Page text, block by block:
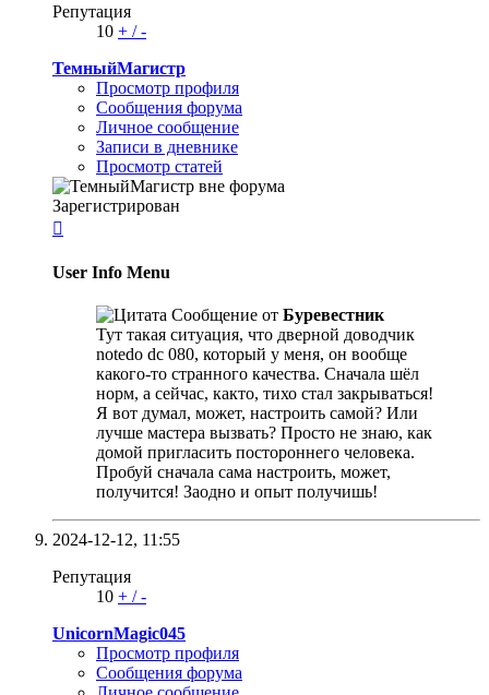
Репутация
10 + /-
ТемныйМагистр
Просмотр профиля
Сообщения форума
Личное сообщение
Записи в дневнике
Просмотр статей
Зарегистрирован

User Info Menu
Сообщение от Буревестник
Тут такая ситуация, что дверной доводчик
notedo dc 080, который у меня, он вообще
какого-то странного качества. Сначала шёл
норм, а сейчас, както, тихо стал закрываться!
Я вот думал, может, настроить самой? Или
лучше мастера вызвать? Просто не знаю, как
домой пригласить постороннего человека.
Пробуй сначала сама настроить, может,
получится! Заодно и опыт получишь!
2024-12-12, 11:55
Репутация
10 + /-
UnicornMagic045
Просмотр профиля
Сообщения форума